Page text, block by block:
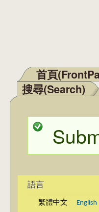
主選單
首頁
搜尋(Search)
狀態訊息
語言
繁體中文 English